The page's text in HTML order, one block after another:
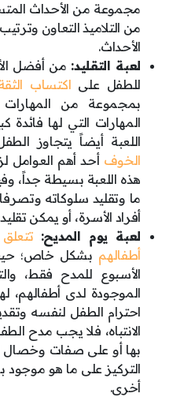
مجموعة من الأحداث
من التلاميذ التعاون
الأحداث.
لعبة التقليد: من أفضل
للطفل على اكتساب
بمجموعة من المهارات
المهارات التي لها
اللعبة أيضاً يتجاوز
الخوف أحد أهم العوامل
هذه اللعبة بسيطة جداً،
ما وتقليد سلوكاته
أفراد الأسرة، أو يمكن
لعبة يوم المديح:
أطفالهم بشكل خاص؛
الأسبوع للمدح فقط،
الموجودة لدى أطفالهم،
احترام الطفل لنفسه
الانتباه، فلا يجب مدح
بها أو على صفات
التركيز على ما هو
أخرى.